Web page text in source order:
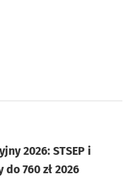
2026: STSEP i
760 zł 2026